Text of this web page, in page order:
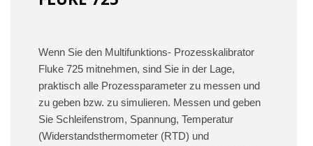
Wenn Sie den Multifunktions- Prozesskalibrator
Fluke 725 mitnehmen, sind Sie in der Lage,
praktisch alle Prozessparameter zu messen und
zu geben bzw. zu simulieren. Messen und geben
Sie Schleifenstrom, Spannung, Temperatur
(Widerstandsthermometer (RTD) und